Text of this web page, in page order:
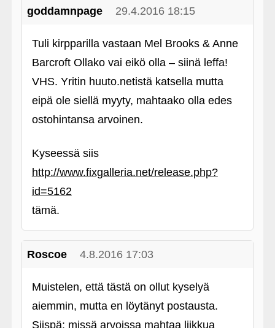
goddamnpage 29.4.2016 18:15
Tuli kirpparilla vastaan Mel Brooks & Anne
Barcroft Ollako vai eikö olla – siinä leffa!
VHS. Yritin huuto.netistä katsella mutta
eipä ole siellä myyty, mahtaako olla edes
ostohintansa arvoinen.
Kyseessä siis
http://www.fixgalleria.net/release.php?
id=5162
tämä.
Roscoe 4.8.2016 17:03
Muistelen, että tästä on ollut kyselyä
aiemmin, mutta en löytänyt postausta.
Siispä: missä arvoissa mahtaa liikkua